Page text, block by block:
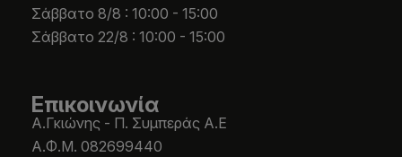
Σάββατο 8/8 : 10:00 - 15:00
Σάββατο 22/8 : 10:00 - 15:00
Επικοινωνία
Α.Γκιώνης - Π. Συμπεράς Α.Ε
Α.Φ.Μ. 082699440